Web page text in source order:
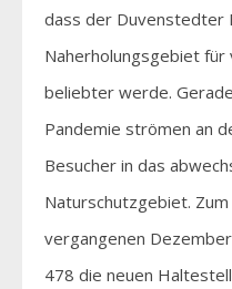
dass der Duvenstedter
Naherholungsgebiet
beliebter werde.
Pandemie strömen an
Besucher in das
Naturschutzgebiet.
vergangenen
478 die neuen